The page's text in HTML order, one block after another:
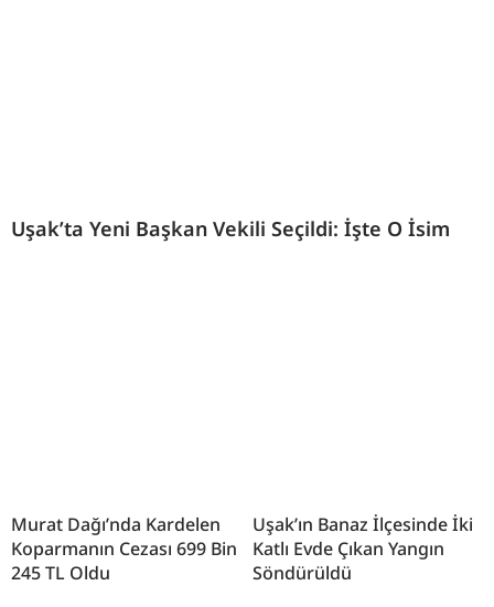
Uşak’ta Yeni Başkan Vekili Seçildi: İşte O İsim
Murat Dağı’nda Kardelen
Koparmanın Cezası 699 Bin
245 TL Oldu
Uşak’ın Banaz İlçesinde İki
Katlı Evde Çıkan Yangın
Söndürüldü